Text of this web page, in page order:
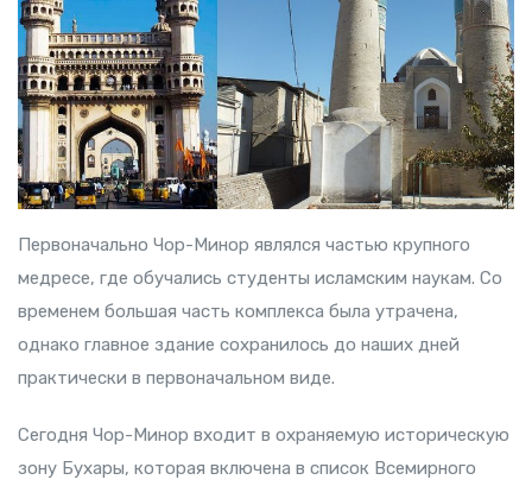
Первоначально Чор-Минор являлся частью крупного
медресе, где обучались студенты исламским наукам. Со
временем большая часть комплекса была утрачена,
однако главное здание сохранилось до наших дней
практически в первоначальном виде.
Сегодня Чор-Минор входит в охраняемую историческую
зону Бухары, которая включена в список Всемирного